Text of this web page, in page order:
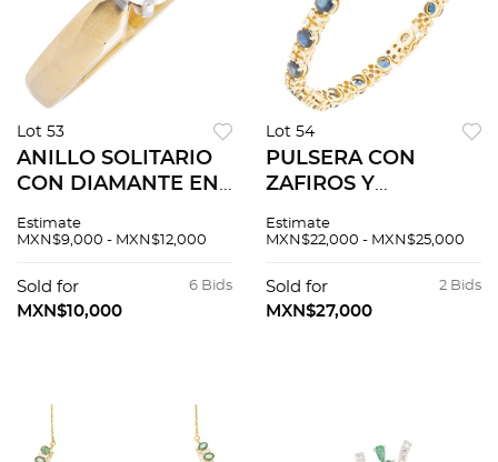
Lot 53
ANILLO SOLITARIO
CON DIAMANTE EN
18K
Estimate
MXN$9,000 - MXN$12,000
6 Bids
Sold for
MXN$10,000
Lot 54
PULSERA CON
ZAFIROS Y
AMARILLO DE 14K
Estimate
MXN$22,000 - MXN$25,000
2 Bids
Sold for
MXN$27,000